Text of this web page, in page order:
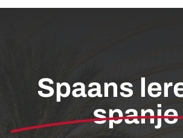
Spaans
spanje